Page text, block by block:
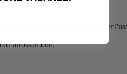
e delicata della pelle, ideale per
arrossamenti.